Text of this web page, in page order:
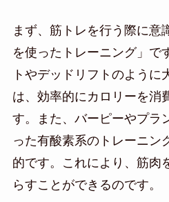
まず、筋トレを行う際に意
を使ったトレーニング」で
トやデッドリフトのように
は、効率的にカロリーを消
す。また、バーピーやプラ
った有酸素系のトレーニン
的です。これにより、筋肉
らすことができるのです。